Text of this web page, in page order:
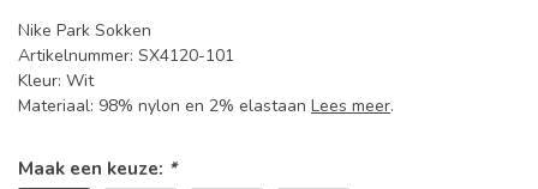
Nike Park Sokken
Artikelnummer: SX4120-101
Kleur: Wit
Materiaal: 98% nylon en 2% elastaan Lees meer.
Maak een keuze: *